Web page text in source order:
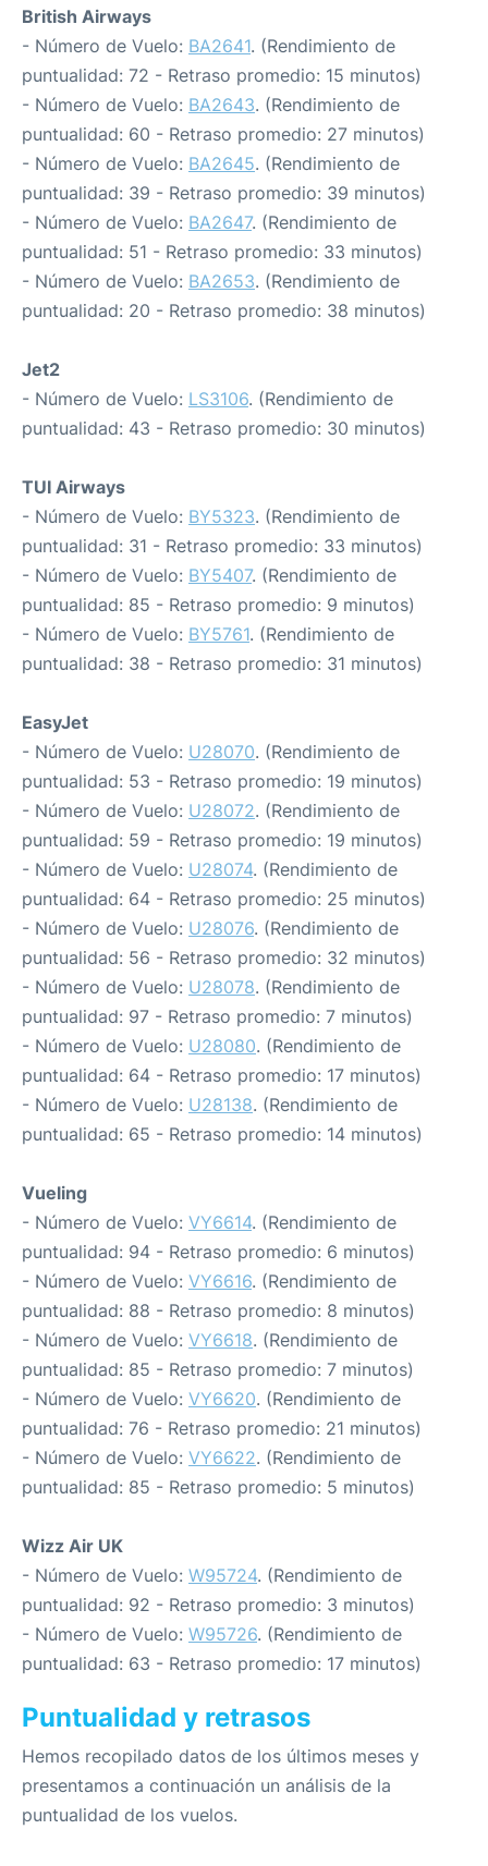
British Airways
- Número de Vuelo: BA2641. (Rendimiento de
puntualidad: 72 - Retraso promedio: 15 minutos)
- Número de Vuelo: BA2643. (Rendimiento de
puntualidad: 60 - Retraso promedio: 27 minutos)
- Número de Vuelo: BA2645. (Rendimiento de
puntualidad: 39 - Retraso promedio: 39 minutos)
- Número de Vuelo: BA2647. (Rendimiento de
puntualidad: 51 - Retraso promedio: 33 minutos)
- Número de Vuelo: BA2653. (Rendimiento de
puntualidad: 20 - Retraso promedio: 38 minutos)
Jet2
- Número de Vuelo: LS3106. (Rendimiento de
puntualidad: 43 - Retraso promedio: 30 minutos)
TUI Airways
- Número de Vuelo: BY5323. (Rendimiento de
puntualidad: 31 - Retraso promedio: 33 minutos)
- Número de Vuelo: BY5407. (Rendimiento de
puntualidad: 85 - Retraso promedio: 9 minutos)
- Número de Vuelo: BY5761. (Rendimiento de
puntualidad: 38 - Retraso promedio: 31 minutos)
EasyJet
- Número de Vuelo: U28070. (Rendimiento de
puntualidad: 53 - Retraso promedio: 19 minutos)
- Número de Vuelo: U28072. (Rendimiento de
puntualidad: 59 - Retraso promedio: 19 minutos)
- Número de Vuelo: U28074. (Rendimiento de
puntualidad: 64 - Retraso promedio: 25 minutos)
- Número de Vuelo: U28076. (Rendimiento de
puntualidad: 56 - Retraso promedio: 32 minutos)
- Número de Vuelo: U28078. (Rendimiento de
puntualidad: 97 - Retraso promedio: 7 minutos)
- Número de Vuelo: U28080. (Rendimiento de
puntualidad: 64 - Retraso promedio: 17 minutos)
- Número de Vuelo: U28138. (Rendimiento de
puntualidad: 65 - Retraso promedio: 14 minutos)
Vueling
- Número de Vuelo: VY6614. (Rendimiento de
puntualidad: 94 - Retraso promedio: 6 minutos)
- Número de Vuelo: VY6616. (Rendimiento de
puntualidad: 88 - Retraso promedio: 8 minutos)
- Número de Vuelo: VY6618. (Rendimiento de
puntualidad: 85 - Retraso promedio: 7 minutos)
- Número de Vuelo: VY6620. (Rendimiento de
puntualidad: 76 - Retraso promedio: 21 minutos)
- Número de Vuelo: VY6622. (Rendimiento de
puntualidad: 85 - Retraso promedio: 5 minutos)
Wizz Air UK
- Número de Vuelo: W95724. (Rendimiento de
puntualidad: 92 - Retraso promedio: 3 minutos)
- Número de Vuelo: W95726. (Rendimiento de
puntualidad: 63 - Retraso promedio: 17 minutos)
Puntualidad y retrasos
Hemos recopilado datos de los últimos meses y
presentamos a continuación un análisis de la
puntualidad de los vuelos.